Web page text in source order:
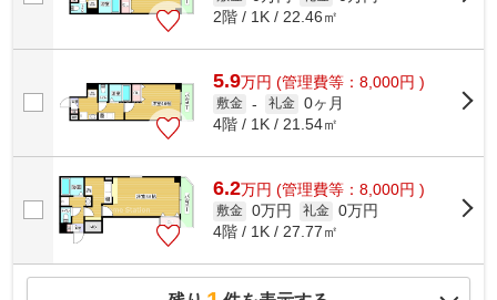
2階 / 1K / 22.46㎡
5.9万円 (管理費等：8,000円 )
敷金 - 礼金 0ヶ月
4階 / 1K / 21.54㎡
6.2万円 (管理費等：8,000円 )
敷金 0万円 礼金 0万円
4階 / 1K / 27.77㎡